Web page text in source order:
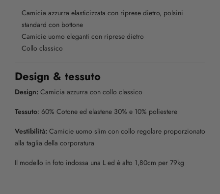
Camicia azzurra elasticizzata con riprese dietro, polsini
standard con bottone
Camicie uomo eleganti con riprese dietro
Collo classico
Design & tessuto
Design: Camicia azzurra con collo classico
Tessuto: 60% Cotone ed elastene 30% e 10% poliestere
Vestibilità: Camicie uomo slim con collo regolare proporzionato
alla taglia della corporatura
Il modello in foto indossa una L ed è alto 1,80cm per 79kg